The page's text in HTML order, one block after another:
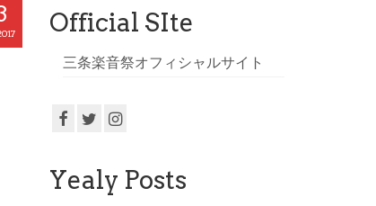
Official SIte
三条楽音祭オフィシャルサイト
Yealy Posts